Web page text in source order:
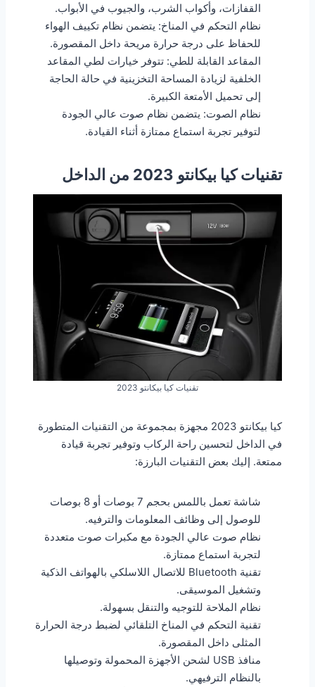
القفازات، وأكواب الشرب، والجيوب في الأبواب.
نظام التحكم في المناخ: يتضمن نظام تكييف الهواء
للحفاظ على درجة حرارة مريحة داخل المقصورة.
المقاعد القابلة للطي: تتوفر خيارات لطي المقاعد
الخلفية لزيادة المساحة التخزينية في حالة الحاجة
إلى تحميل الأمتعة الكبيرة.
نظام الصوت: يتضمن نظام صوت عالي الجودة
لتوفير تجربة استماع ممتازة أثناء القيادة.
تقنيات كيا بيكانتو 2023 من الداخل
تقنيات كيا بيكانتو 2023
كيا بيكانتو 2023 مجهزة بمجموعة من التقنيات المتطورة
في الداخل لتحسين راحة الركاب وتوفير تجربة قيادة
ممتعة. إليك بعض التقنيات البارزة:
شاشة تعمل باللمس بحجم 7 بوصات أو 8 بوصات
للوصول إلى وظائف المعلومات والترفيه.
نظام صوت عالي الجودة مع مكبرات صوت متعددة
لتجربة استماع ممتازة.
تقنية Bluetooth للاتصال اللاسلكي بالهواتف الذكية
وتشغيل الموسيقى.
نظام الملاحة للتوجيه والتنقل بسهولة.
تقنية التحكم في المناخ التلقائي لضبط درجة الحرارة
المثلى داخل المقصورة.
منافذ USB لشحن الأجهزة المحمولة وتوصيلها
بالنظام الترفيهي.